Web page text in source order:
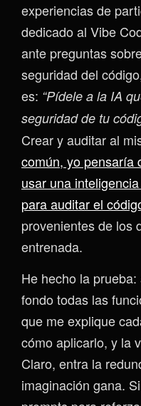
experiencias de
dedicado al Vibe
ante preguntas
seguridad del
es: “Pídele a la IA
seguridad de tu
Crear y auditar al
común, yo pensaría
usar una
para auditar el
provenientes de los
entrenada.
He hecho la
fondo todas las
que me explique
cómo aplicarlo, y la
Claro, entra la
imaginación gana.